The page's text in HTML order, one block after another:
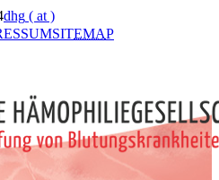
dhg ( at )
SITEMAP